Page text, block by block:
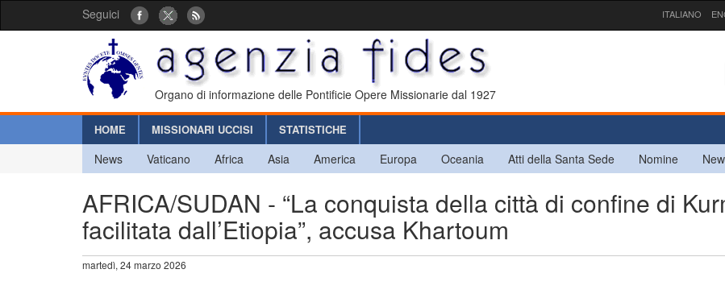
Seguici ITALIANO
Organo di informazione delle Pontificie Opere Missionarie dal 1927
HOME MISSIONARI UCCISI STATISTICHE
News Vaticano Africa Asia America Europa Oceania Atti della Santa Sede Nomine
AFRICA/SUDAN - “La conquista della città di confine di
facilitata dall’Etiopia”, accusa Khartoum
martedì, 24 marzo 2026